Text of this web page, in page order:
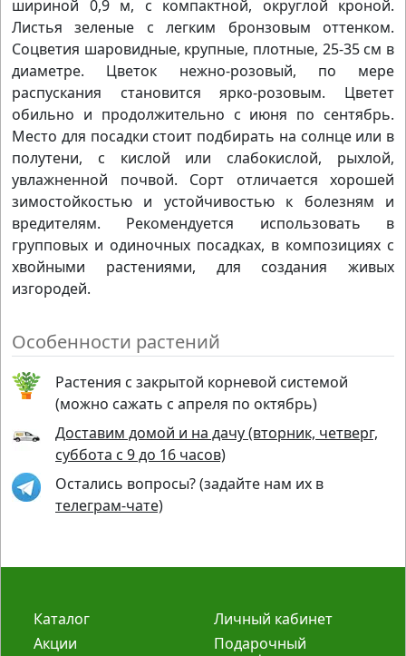
шириной 0,9 м, с компактной, округлой кроной.
Листья зеленые с легким бронзовым оттенком.
Соцветия шаровидные, крупные, плотные, 25-35 см в
диаметре. Цветок нежно-розовый, по мере
распускания становится ярко-розовым. Цветет
обильно и продолжительно с июня по сентябрь.
Место для посадки стоит подбирать на солнце или в
полутени, с кислой или слабокислой, рыхлой,
увлажненной почвой. Сорт отличается хорошей
зимостойкостью и устойчивостью к болезням и
вредителям. Рекомендуется использовать в
групповых и одиночных посадках, в композициях с
хвойными растениями, для создания живых
изгородей.
Особенности растений
Растения с закрытой корневой системой
(можно сажать с апреля по октябрь)
Доставим домой и на дачу (вторник, четверг,
суббота с 9 до 16 часов)
Остались вопросы? (задайте нам их в
телеграм-чате)
Каталог
Акции
Личный кабинет
Подарочный